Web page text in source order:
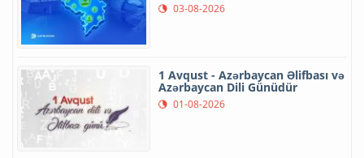
03-08-2026
1 Avqust - Azərbaycan Əlifbası və
Azərbaycan Dili Günüdür
01-08-2026